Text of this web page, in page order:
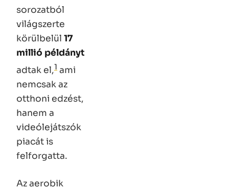
sorozatból
világszerte
körülbelül 17
millió példányt
adtak el,1 ami
nemcsak az
otthoni edzést,
hanem a
videólejátszók
piacát is
felforgatta.
Az aerobik